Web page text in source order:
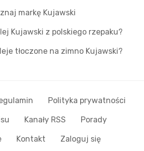
markę Kujawski
Kujawski z polskiego rzepaku?
tłoczone na zimno Kujawski?
Polityka prywatności
Kanały RSS Porady
Kontakt Zaloguj się